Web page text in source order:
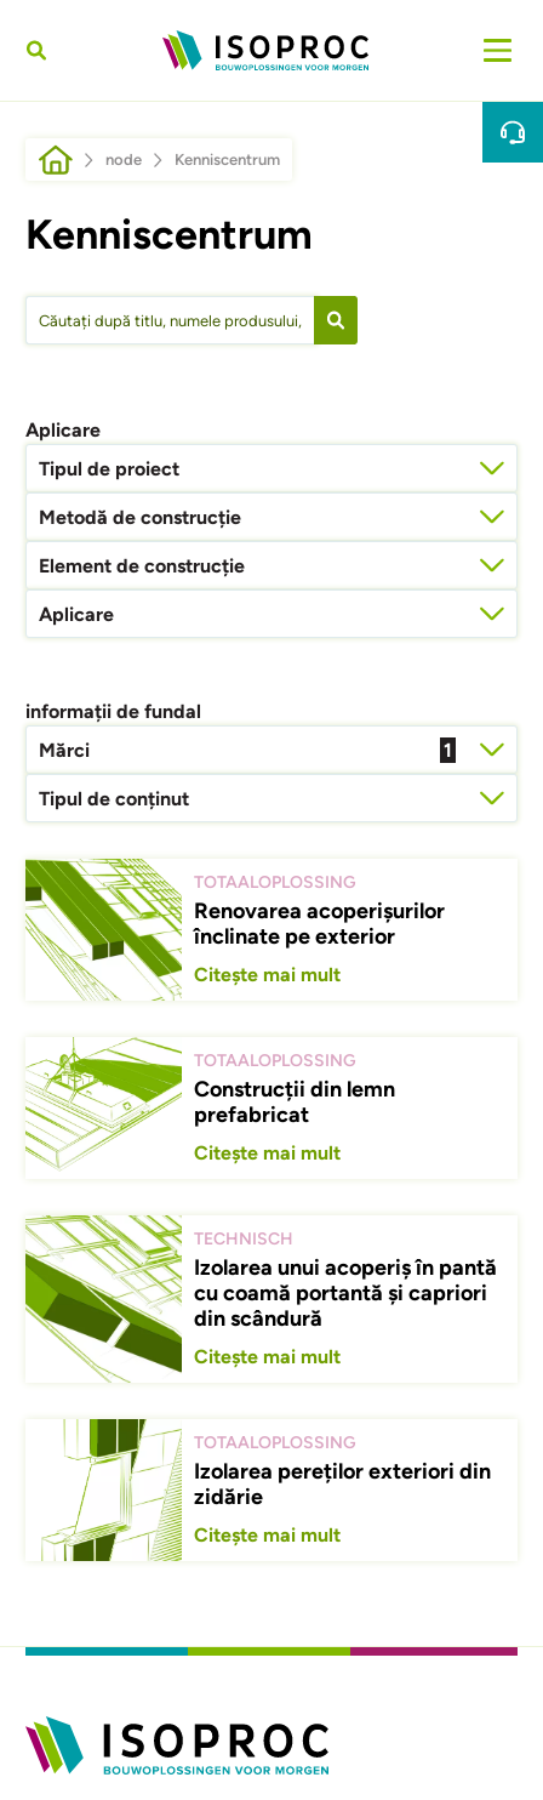
Breadcrumb
node Kenniscentrum
Kenniscentrum
Aplicare
Tipul de proiect
Metodă de construcție
Element de construcție
Aplicare
informații de fundal
Mărci
1
Tipul de conținut
TOTAALOPLOSSING
Renovarea acoperișurilor
înclinate pe exterior
Citește mai mult
TOTAALOPLOSSING
Construcții din lemn
prefabricat
Citește mai mult
TECHNISCH
Izolarea unui acoperiș în pantă
cu coamă portantă și capriori
din scândură
Citește mai mult
TOTAALOPLOSSING
Izolarea pereților exteriori din
zidărie
Citește mai mult